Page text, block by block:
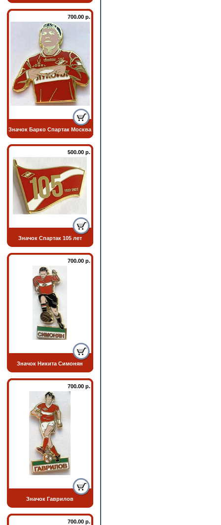
700.00 р.
Значок Барко Спартак Москва
500.00 р.
Значок Спартак 105 лет
700.00 р.
Значок Никита Симонян
700.00 р.
Значок Гаврилов
700.00 р.